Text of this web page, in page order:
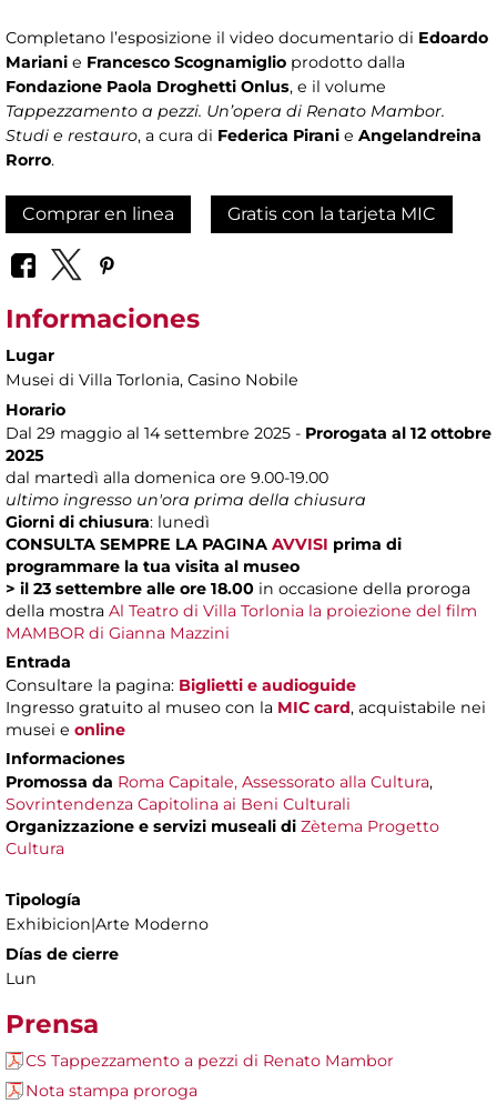
Completano l’esposizione il video documentario di Edoardo
Mariani e Francesco Scognamiglio prodotto dalla
Fondazione Paola Droghetti Onlus, e il volume
Tappezzamento a pezzi. Un’opera di Renato Mambor.
Studi e restauro, a cura di Federica Pirani e Angelandreina
Rorro.
Comprar en linea Gratis con la tarjeta MIC
Informaciones
Lugar
Musei di Villa Torlonia, Casino Nobile
Horario
Dal 29 maggio al 14 settembre 2025 - Prorogata al 12 ottobre
2025
dal martedì alla domenica ore 9.00-19.00
ultimo ingresso un'ora prima della chiusura
Giorni di chiusura: lunedì
CONSULTA SEMPRE LA PAGINA AVVISI prima di
programmare la tua visita al museo
> il 23 settembre alle ore 18.00 in occasione della proroga
della mostra Al Teatro di Villa Torlonia la proiezione del film
MAMBOR di Gianna Mazzini
Entrada
Consultare la pagina: Biglietti e audioguide
Ingresso gratuito al museo con la MIC card, acquistabile nei
musei e online
Informaciones
Promossa da Roma Capitale, Assessorato alla Cultura,
Sovrintendenza Capitolina ai Beni Culturali
Organizzazione e servizi museali di Zètema Progetto
Cultura
Tipología
Exhibicion|Arte Moderno
Días de cierre
Lun
Prensa
CS Tappezzamento a pezzi di Renato Mambor
Nota stampa proroga